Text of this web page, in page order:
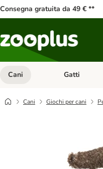
Consegna gratuita da 49 € **
Cani Apri Menu
Gatti
Cani Giochi per cani